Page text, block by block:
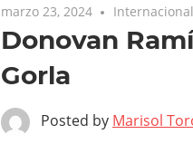
marzo 23, 2024
Donovan
Gorla
Posted by Marisol